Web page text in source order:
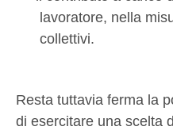
lavoratore, nella
collettivi.
Resta tuttavia ferma la
di esercitare una scelta